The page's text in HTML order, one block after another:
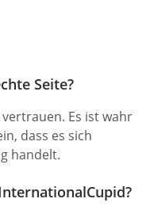
Seite?
vertrauen. Es ist wahr
dass es sich
handelt.